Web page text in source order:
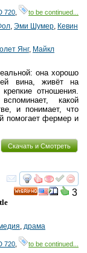
720 to be continued...
, Эми Шумер, Кевин
Янг, Майкл
она хорошо
вина, живёт на
отношения.
какой
и понимает, что
помогает фермер и
Скачать и Смотреть
смотреть
3
, драма
720 to be continued...